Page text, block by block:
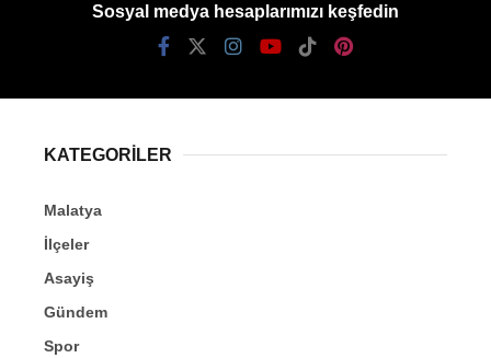
Sosyal medya hesaplarımızı keşfedin
KATEGORİLER
Malatya
İlçeler
Asayiş
Gündem
Spor